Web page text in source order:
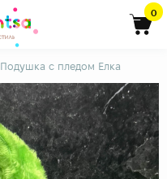
0
Подушка с пледом Елка